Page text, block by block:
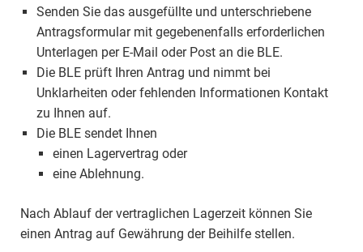
Senden Sie das ausgefüllte und unterschriebene
Antragsformular mit gegebenenfalls erforderlichen
Unterlagen per E-Mail oder Post an die BLE.
Die BLE prüft Ihren Antrag und nimmt bei
Unklarheiten oder fehlenden Informationen Kontakt
zu Ihnen auf.
Die BLE sendet Ihnen
einen Lagervertrag oder
eine Ablehnung.
Nach Ablauf der vertraglichen Lagerzeit können Sie
einen Antrag auf Gewährung der Beihilfe stellen.